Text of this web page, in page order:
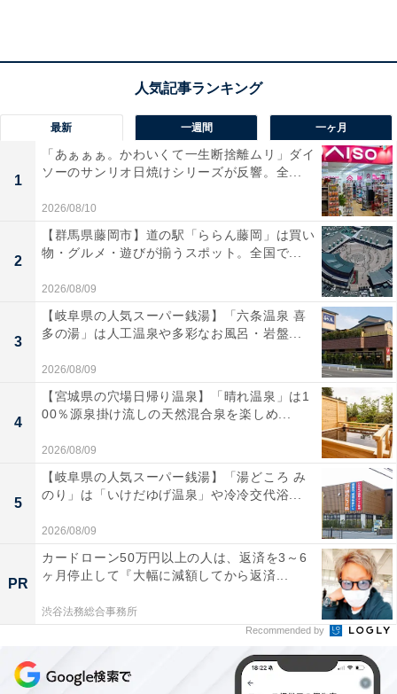
所在地：神奈川県足柄下郡箱根町二ノ平1297
交通手段：箱根湯本駅から路線バスで約20分「天悠」下
車、徒歩すぐ／箱根登山鉄道「強羅」からシャトルバス
あり／東名高速道路 御殿場ICから約40分／東名高速道路
厚木ICから約60分
料金
大人1名（参考価格）：3万6300円
※料金は公式Webサイト参考価格
※プラン・部屋により価格は変動します
チェックイン・チェックアウト
チェックイン：15:00
チェックアウト：12:00
※プランにより時間が異なる可能性があります
あわせて読みたい
【神奈川県の人気ホテル】「箱根小涌園 天
悠」は全客室に温泉露天風呂を備えた五感が
最新 一週間 一ヶ月
1
「あぁぁぁ。かわいくて一生断捨離ムリ」ダイ
ソーのサンリオ日焼けシリーズが反響。全...
2026/08/10
2
【群馬県藤岡市】道の駅「ららん藤岡」は買い
物・グルメ・遊びが揃うスポット。全国で...
2026/08/09
3
【岐阜県の人気スーパー銭湯】「六条温泉 喜
多の湯」は人工温泉や多彩なお風呂・岩盤...
2026/08/09
4
【宮城県の穴場日帰り温泉】「晴れ温泉」は1
00％源泉掛け流しの天然混合泉を楽しめ...
2026/08/09
5
【岐阜県の人気スーパー銭湯】「湯どころ み
のり」は「いけだゆげ温泉」や冷冷交代浴...
2026/08/09
PR
カードローン50万円以上の人は、返済を3～6
ヶ月停止して『大幅に減額してから返済...
渋谷法務総合事務所
Recommended by